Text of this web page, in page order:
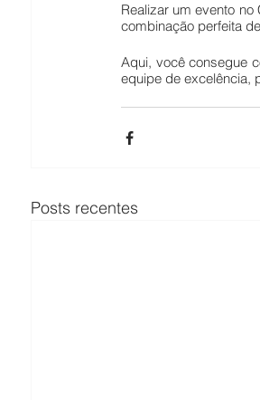
Realizar um evento
combinação perfeita
Aqui, você consegue
equipe de excelência,
Posts recentes